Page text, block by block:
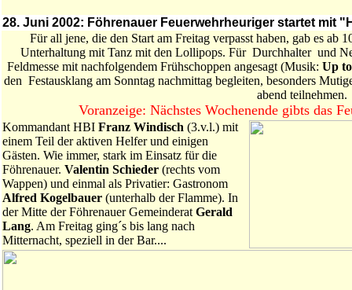
28. Juni 2002: Föhrenauer Feuerwehrheuriger startet mit
Für all jene, die den Start am Freitag verpasst haben, gab es ab
Unterhaltung mit Tanz mit den Lollipops. Für Durchhalter und
Feldmesse mit nachfolgendem Frühschoppen angesagt (Musik: Up
den Festausklang am Sonntag nachmittag begleiten, besonders
abend teilnehmen.
Voranzeige: Nächstes Wochenende gibts das
Kommandant HBI Franz Windisch (3.v.l.) mit
einem Teil der aktiven Helfer und einigen
Gästen. Wie immer, stark im Einsatz für die
Föhrenauer. Valentin Schieder (rechts vom
Wappen) und einmal als Privatier: Gastronom
Alfred Kogelbauer (unterhalb der Flamme). In
der Mitte der Föhrenauer Gemeinderat Gerald
Lang. Am Freitag ging´s bis lang nach
Mitternacht, speziell in der Bar....